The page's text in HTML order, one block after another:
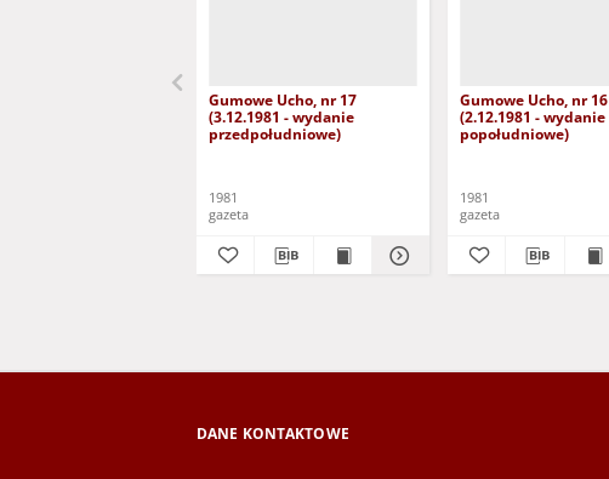
Gumowe Ucho, nr 17
(3.12.1981 - wydanie
przedpołudniowe)
1981
gazeta
Gumowe Ucho, nr 16
(2.12.1981 - wydanie
popołudniowe)
1981
gazeta
DANE KONTAKTOWE